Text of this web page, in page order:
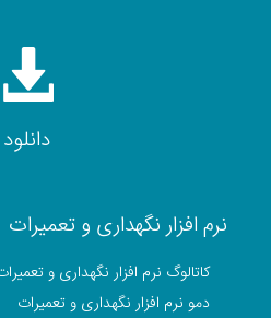
دانلود
نرم افزار نگهداری و تعمیرات
کاتالوگ نرم افزار نگهداری و
دمو نرم افزار نگهداری و تعمیرات